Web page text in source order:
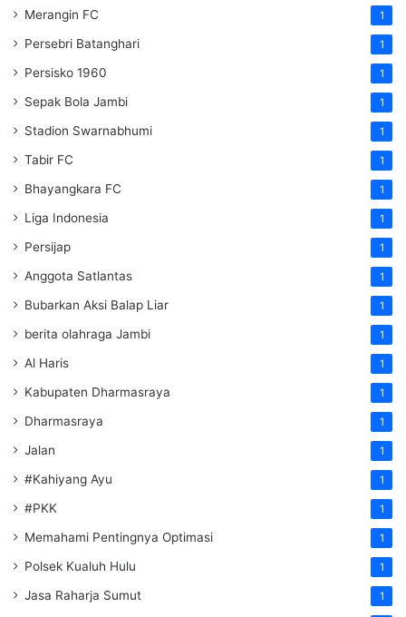
Merangin FC 1
Persebri Batanghari 1
Persisko 1960 1
Sepak Bola Jambi 1
Stadion Swarnabhumi 1
Tabir FC 1
Bhayangkara FC 1
Liga Indonesia 1
Persijap 1
Anggota Satlantas 1
Bubarkan Aksi Balap Liar 1
berita olahraga Jambi 1
Al Haris 1
Kabupaten Dharmasraya 1
Dharmasraya 1
Jalan 1
#Kahiyang Ayu 1
#PKK 1
Memahami Pentingnya Optimasi 1
Polsek Kualuh Hulu 1
Jasa Raharja Sumut 1